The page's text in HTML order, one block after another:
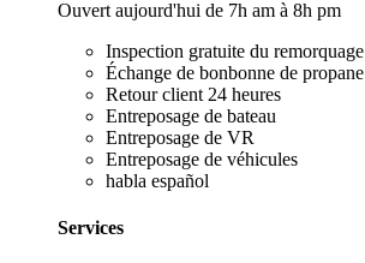
Ouvert aujourd'hui de 7h am à 8h pm
Inspection gratuite du remorquage
Échange de bonbonne de propane
Retour client 24 heures
Entreposage de bateau
Entreposage de VR
Entreposage de véhicules
habla español
Services